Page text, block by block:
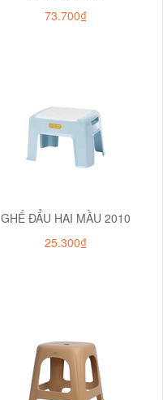
73.700₫
GHẾ ĐẨU HAI MẦU 2010
25.300₫